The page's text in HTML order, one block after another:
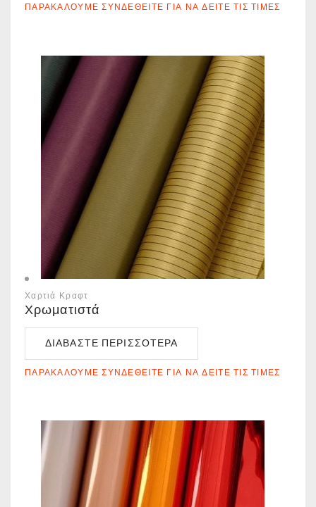
ΠΑΡΑΚΑΛΟΎΜΕ ΣΥΝΔΕΘΕΊΤΕ ΓΙΑ ΝΑ ΔΕΊΤΕ ΤΙΣ ΤΙΜΈΣ
Χαρτιά Κραφτ
Χρωματιστά
ΔΙΑΒΆΣΤΕ ΠΕΡΙΣΣΌΤΕΡΑ
ΠΑΡΑΚΑΛΟΎΜΕ ΣΥΝΔΕΘΕΊΤΕ ΓΙΑ ΝΑ ΔΕΊΤΕ ΤΙΣ ΤΙΜΈΣ